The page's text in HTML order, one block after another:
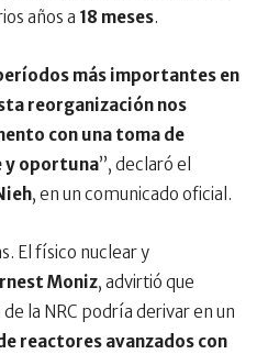
años a 18 meses.
más importantes en
reorganización nos
con una toma de
y oportuna”, declaró el
, en un comunicado oficial.
El físico nuclear y
Moniz, advirtió que
la NRC podría derivar en un
reactores avanzados con